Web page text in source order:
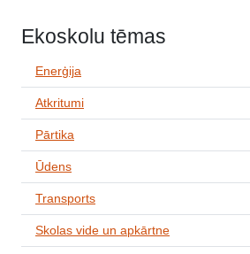
Ekoskolu tēmas
Enerģija
Atkritumi
Pārtika
Ūdens
Transports
Skolas vide un apkārtne